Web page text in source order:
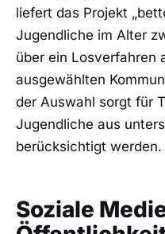
liefert das Projekt
Jugendliche im Alter
über ein Losverfahren
ausgewählten
der Auswahl sorgt für
Jugendliche aus
berücksichtigt werden.
Soziale